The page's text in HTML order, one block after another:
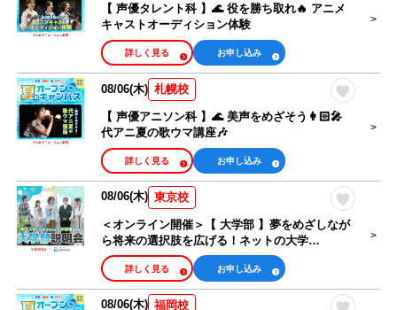
【 声優タレント科 】🌊 役を勝ち取れ🔥 アニメ
キャストオーディション体験
お申し込み
詳しく見る
08/06(木) 札幌校
【 声優アニソン科 】🌊 美声をめざそう👩🏻‍🎤
代アニ夏の歌ウマ講座🎶
お申し込み
詳しく見る
08/06(木) 東京校
＜オンライン開催＞【 大学部 】夢をめざしなが
ら将来の選択肢を広げる！ネットの大学
managara 説明会
お申し込み
詳しく見る
08/06(木) 福岡校